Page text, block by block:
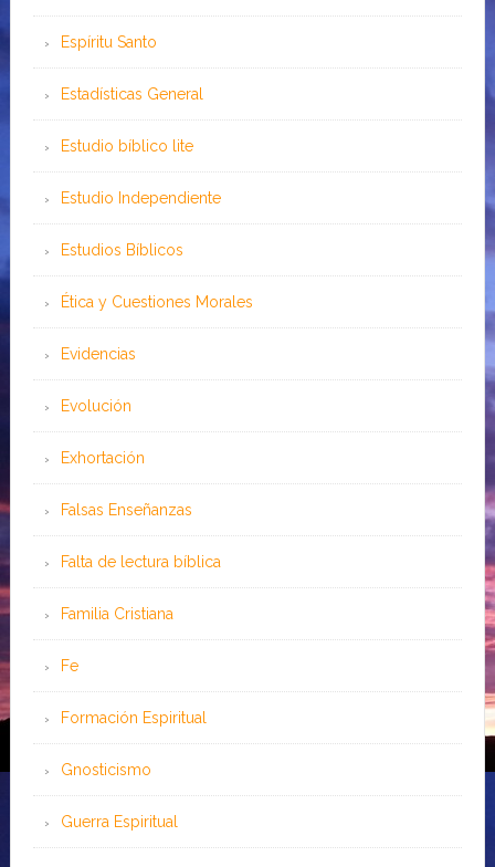
Espíritu Santo
Estadísticas General
Estudio bíblico lite
Estudio Independiente
Estudios Bíblicos
Ética y Cuestiones Morales
Evidencias
Evolución
Exhortación
Falsas Enseñanzas
Falta de lectura bíblica
Familia Cristiana
Fe
Formación Espiritual
Gnosticismo
Guerra Espiritual